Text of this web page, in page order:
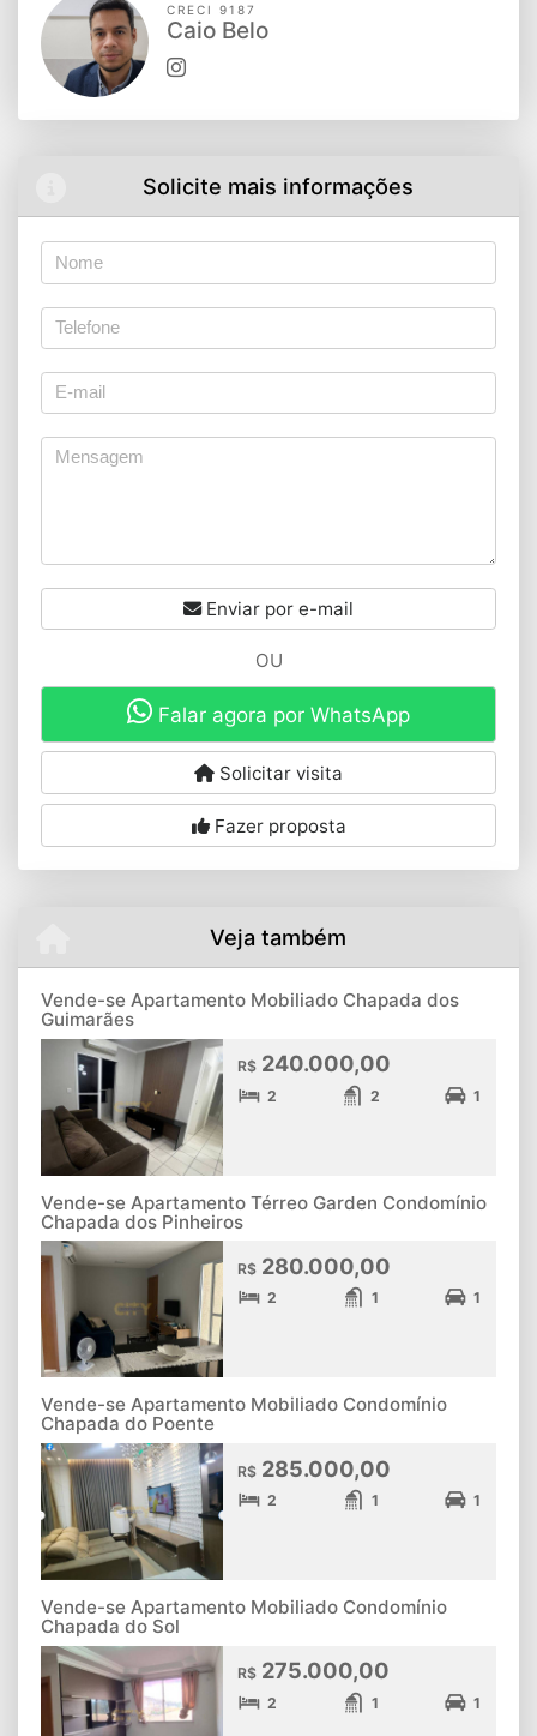
CRECI 9187
Caio Belo
Solicite mais informações
Enviar por e-mail
OU
Falar agora por WhatsApp
Solicitar visita
Fazer proposta
Veja também
Vende-se Apartamento Mobiliado Chapada dos
Guimarães
R$ 240.000,00
2 2 1
Vende-se Apartamento Térreo Garden Condomínio
Chapada dos Pinheiros
R$ 280.000,00
2 1 1
Vende-se Apartamento Mobiliado Condomínio
Chapada do Poente
R$ 285.000,00
2 1 1
Vende-se Apartamento Mobiliado Condomínio
Chapada do Sol
R$ 275.000,00
2 1 1